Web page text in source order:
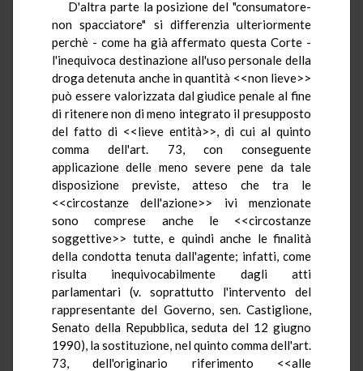
D'altra parte la posizione del "consumatore-
non spacciatore" si differenzia ulteriormente
perchè - come ha già affermato questa Corte -
l'inequivoca destinazione all'uso personale della
droga detenuta anche in quantità <<non lieve>>
può essere valorizzata dal giudice penale al fine
di ritenere non di meno integrato il presupposto
del fatto di <<lieve entità>>, di cui al quinto
comma dell'art. 73, con conseguente
applicazione delle meno severe pene da tale
disposizione previste, atteso che tra le
<<circostanze dell'azione>> ivi menzionate
sono comprese anche le <<circostanze
soggettive>> tutte, e quindi anche le finalità
della condotta tenuta dall'agente; infatti, come
risulta inequivocabilmente dagli atti
parlamentari (v. soprattutto l'intervento del
rappresentante del Governo, sen. Castiglione,
Senato della Repubblica, seduta del 12 giugno
1990), la sostituzione, nel quinto comma dell'art.
73, dell'originario riferimento <<alle